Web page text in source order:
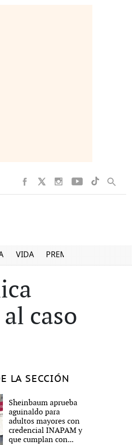
VIDA PREMIUM
caso
LA SECCIÓN
Sheinbaum aprueba
aguinaldo para
adultos mayores con
credencial INAPAM y
que cumplan con...